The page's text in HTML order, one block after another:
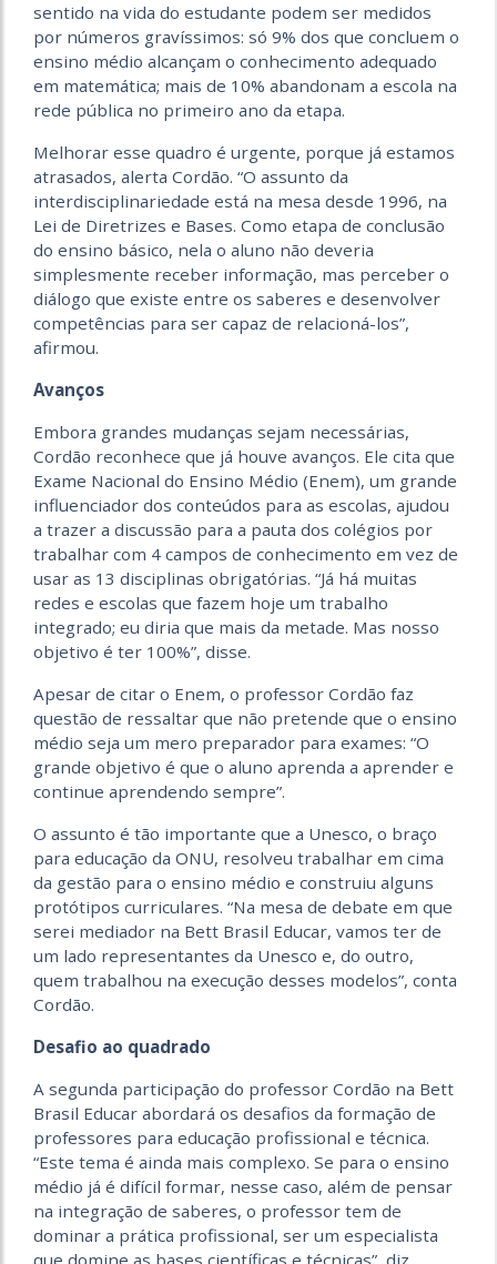
sentido na vida do estudante podem ser medidos
por números gravíssimos: só 9% dos que concluem o
ensino médio alcançam o conhecimento adequado
em matemática; mais de 10% abandonam a escola na
rede pública no primeiro ano da etapa.
Melhorar esse quadro é urgente, porque já estamos
atrasados, alerta Cordão. “O assunto da
interdisciplinariedade está na mesa desde 1996, na
Lei de Diretrizes e Bases. Como etapa de conclusão
do ensino básico, nela o aluno não deveria
simplesmente receber informação, mas perceber o
diálogo que existe entre os saberes e desenvolver
competências para ser capaz de relacioná-los”,
afirmou.
Avanços
Embora grandes mudanças sejam necessárias,
Cordão reconhece que já houve avanços. Ele cita que
Exame Nacional do Ensino Médio (Enem), um grande
influenciador dos conteúdos para as escolas, ajudou
a trazer a discussão para a pauta dos colégios por
trabalhar com 4 campos de conhecimento em vez de
usar as 13 disciplinas obrigatórias. “Já há muitas
redes e escolas que fazem hoje um trabalho
integrado; eu diria que mais da metade. Mas nosso
objetivo é ter 100%”, disse.
Apesar de citar o Enem, o professor Cordão faz
questão de ressaltar que não pretende que o ensino
médio seja um mero preparador para exames: “O
grande objetivo é que o aluno aprenda a aprender e
continue aprendendo sempre”.
O assunto é tão importante que a Unesco, o braço
para educação da ONU, resolveu trabalhar em cima
da gestão para o ensino médio e construiu alguns
protótipos curriculares. “Na mesa de debate em que
serei mediador na Bett Brasil Educar, vamos ter de
um lado representantes da Unesco e, do outro,
quem trabalhou na execução desses modelos”, conta
Cordão.
Desafio ao quadrado
A segunda participação do professor Cordão na Bett
Brasil Educar abordará os desafios da formação de
professores para educação profissional e técnica.
“Este tema é ainda mais complexo. Se para o ensino
médio já é difícil formar, nesse caso, além de pensar
na integração de saberes, o professor tem de
dominar a prática profissional, ser um especialista
que domine as bases científicas e técnicas”, diz.